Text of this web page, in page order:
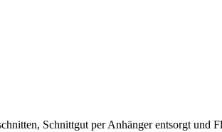
Schnittgut per Anhänger entsorgt und